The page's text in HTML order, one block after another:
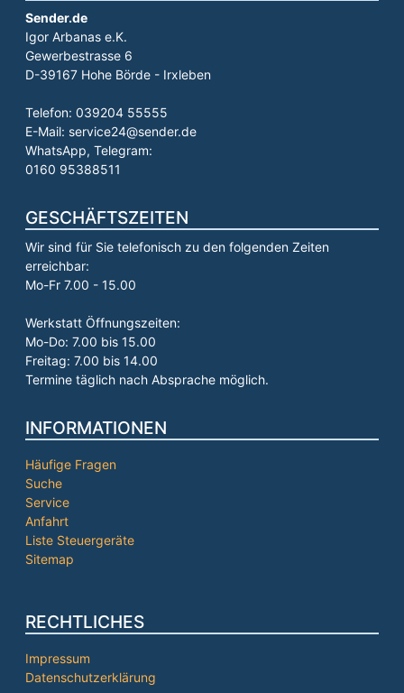
Sender.de
Igor Arbanas e.K.
Gewerbestrasse 6
D-39167 Hohe Börde - Irxleben
Telefon: 039204 55555
E-Mail: service24@sender.de
WhatsApp, Telegram:
0160 95388511
GESCHÄFTSZEITEN
Wir sind für Sie telefonisch zu den folgenden Zeiten
erreichbar:
Mo-Fr 7.00 - 15.00
Werkstatt Öffnungszeiten:
Mo-Do: 7.00 bis 15.00
Freitag: 7.00 bis 14.00
Termine täglich nach Absprache möglich.
INFORMATIONEN
Häufige Fragen
Suche
Service
Anfahrt
Liste Steuergeräte
Sitemap
RECHTLICHES
Impressum
Datenschutzerklärung